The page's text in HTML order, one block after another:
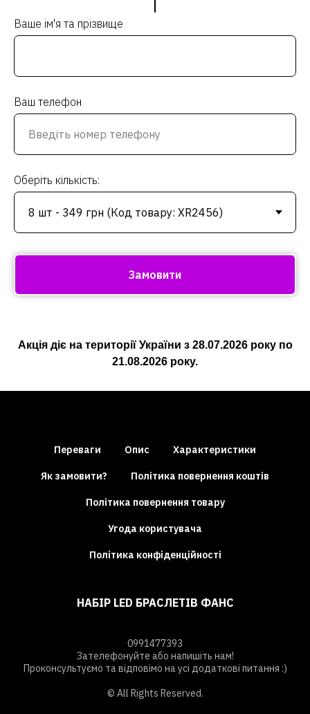
Ваше ім'я та прізвище
Ваш телефон
Оберіть кількість:
Замовити
Акція діє на території України з 28.07.2026року по
21.08.2026 року.
Переваги Опис Характеристики
Як замовити? Політика повернення коштів
Політика повернення товару
Угода користувача
Політика конфіденційності
НАБІР LED БРАСЛЕТІВ ФАНС
0991477393
Зателефонуйте або напишіть нам!
Проконсультуємо та відповімо на усі додаткові питання :)
© All Rights Reserved.